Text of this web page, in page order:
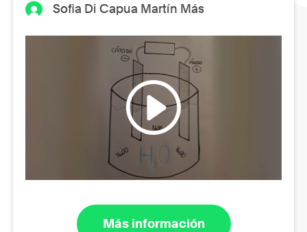
Sofia Di Capua Martín Más
Más información